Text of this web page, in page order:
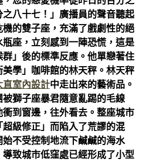
八十七！」廣播員的聲音聽起
的雙子座，充滿了戲劇性的絕
座，立刻感到一陣恐慌，這是
」後的標準反應。他單戀著住
學」咖啡館的林天秤。林天秤
直室內設計中走出來的藝術品。
獅子座暴君隨意亂踢的毛線
到窗邊，往外看去。整座城市
級修正」而陷入了荒謬的混
不受控制地流下鹹鹹的海水
致城市低窪處已經形成了小型